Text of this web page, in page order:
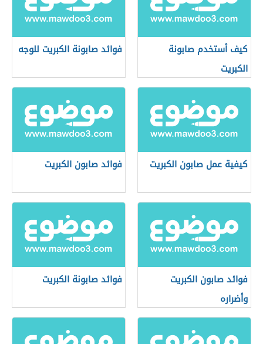
كيف أستخدم صابونة
الكبريت
فوائد صابونة الكبريت للوجه
كيفية عمل صابون الكبريت فوائد صابون الكبريت
فوائد صابون الكبريت
وأضراره
فوائد صابونة الكبريت